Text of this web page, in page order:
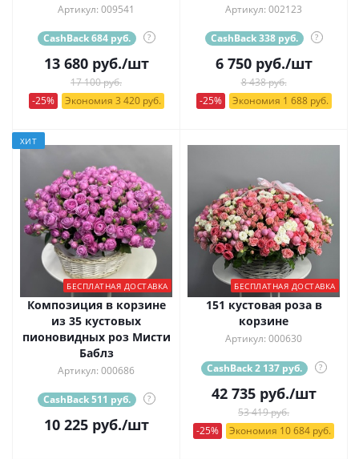
Артикул: 009541
CashBack 684 руб. ?
13 680руб./шт
17 100 руб.
-25%
Экономия 3 420 руб.
Артикул: 002123
CashBack 338 руб. ?
6 750руб./шт
8 438 руб.
-25%
Экономия 1 688 руб.
ХИТ
БЕСПЛАТНАЯ ДОСТАВКА
Композиция в корзине
из 35 кустовых
пионовидных роз Мисти
Баблз
Артикул: 000686
CashBack 511 руб. ?
10 225руб./шт
БЕСПЛАТНАЯ ДОСТАВКА
151 кустовая роза в
корзине
Артикул: 000630
CashBack 2 137 руб. ?
42 735руб./шт
53 419 руб.
-25%
Экономия 10 684 руб.